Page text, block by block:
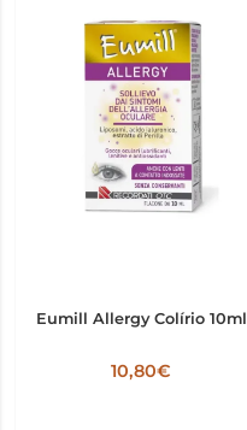
Eumill Allergy Colírio 10ml
10,80€